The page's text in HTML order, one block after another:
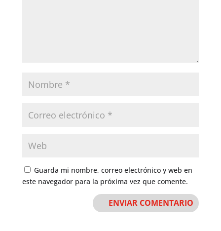
Guarda mi nombre, correo electrónico y web en
este navegador para la próxima vez que comente.